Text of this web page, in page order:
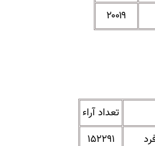
۲۰۰۱۹
تعداد آراء
۱۵۲۲۹۱